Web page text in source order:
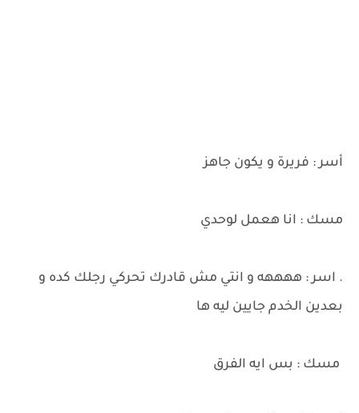
أسر : فريرة و يكون جاهز
مسك : انا هعمل لوحدي
. اسر : ههههه و انتي مش قادرك تحركي رجلك كده و
بعدين الخدم جايين ليه ها
مسك : بس ايه الفرق